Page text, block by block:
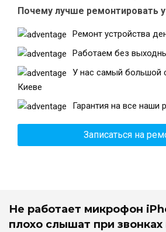
Театральная
г. Киев, ТЦ LAKE PLAZA, ул. Героев
полка «Азов», 12
г. Киев,
Дарница
Березнева, 16, корпус 3
Почему лучше ремонтировать у
Ремонт устройства
Работаем без
У нас самый большой
Киеве
Гарантия на все наши
Записаться на
Не работает микрофон
плохо слышат при